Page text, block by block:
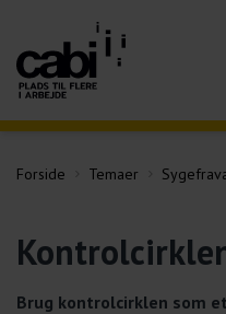
Forside Temaer
Brug kontrolcirklen som